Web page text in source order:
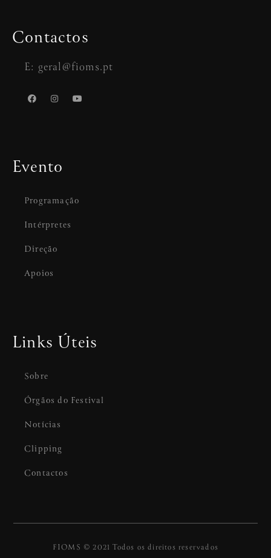
Contactos
E: geral@fioms.pt
Evento
Programação
Intérpretes
Direção
Apoios
Links Úteis
Sobre
Órgãos do Festival
Notícias
Clipping
Contactos
FIOMS © 2021 Todos os direitos reservados